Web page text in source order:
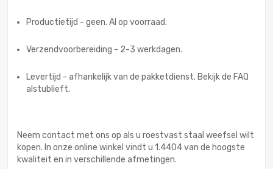
Productietijd - geen. Al op voorraad.
Verzendvoorbereiding - 2-3 werkdagen.
Levertijd - afhankelijk van de pakketdienst. Bekijk de FAQ
alstublieft.
Neem contact met ons op als u roestvast staal weefsel wilt
kopen. In onze online winkel vindt u 1.4404 van de hoogste
kwaliteit en in verschillende afmetingen.